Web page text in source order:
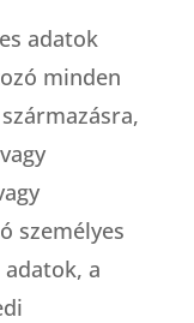
adatok
minden
személyes
a